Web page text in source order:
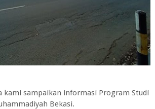
kami sampaikan informasi Program Studi
Bekasi.